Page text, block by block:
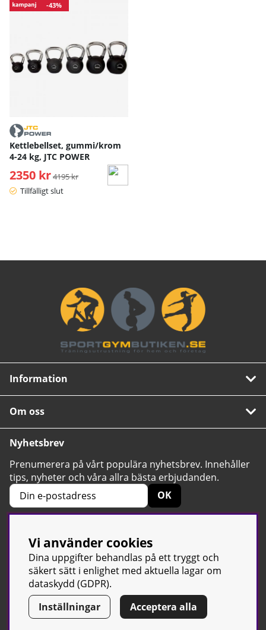
-43%
Kettlebellset, gummi/krom
4-24 kg, JTC POWER
2350 kr Ordinarie pris:
4195 kr
Tillfälligt slut
Information
Om oss
Nyhetsbrev
Prenumerera på vårt populära nyhetsbrev. Innehåller
tips, nyheter och våra allra bästa erbjudanden.
OK
4.6 Baserat på 2424 betyg
© Sport & Gym Butiken JTC AB | Kontakta oss| All rights reserved
| Org.nr: 556668-7058 | Tel: 0500-42 87 00
Vi använder cookies
Dina uppgifter behandlas på ett tryggt och
säkert sätt i enlighet med aktuella lagar om
dataskydd (GDPR).
Inställningar
Acceptera alla